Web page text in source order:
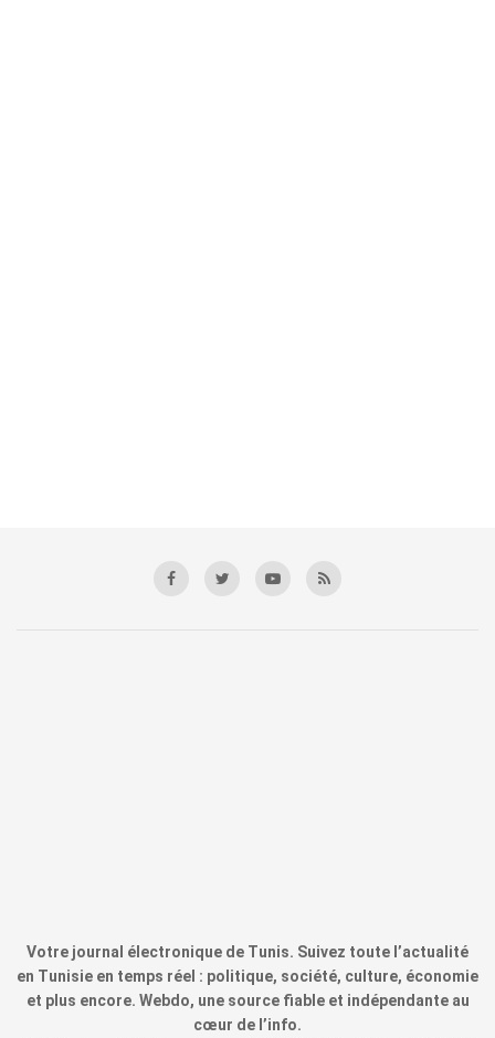
Votre journal électronique de Tunis. Suivez toute l’actualité
en Tunisie en temps réel : politique, société, culture, économie
et plus encore. Webdo, une source fiable et indépendante au
cœur de l’info.